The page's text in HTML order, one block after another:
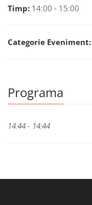
Timp: 14:00 - 15:00
Categorie Eveniment:
Programa
14:44 - 14:44